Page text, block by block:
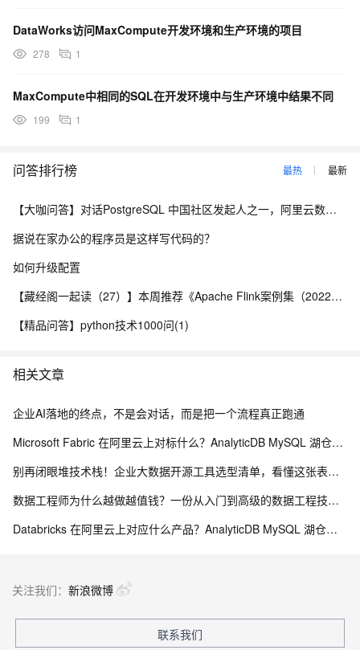
DataWorks访问MaxCompute开发环境和生产环境的项目
278 1
MaxCompute中相同的SQL在开发环境中与生产环境中结果不同
199 1
问答排行榜 最热 最新
【大咖问答】对话PostgreSQL 中国社区发起人之一，阿里云数据库高级专家 德哥
据说在家办公的程序员是这样写代码的？
如何升级配置
【藏经阁一起读（27）】本周推荐《Apache Flink案例集（2022版）》，你有哪些心得？
【精品问答】python技术1000问(1)
相关文章
企业AI落地的终点，不是会对话，而是把一个流程真正跑通
Microsoft Fabric 在阿里云上对标什么？AnalyticDB MySQL 湖仓一体统一分析方案
别再闭眼堆技术栈！企业大数据开源工具选型清单，看懂这张表少走3年弯路
数据工程师为什么越做越值钱？一份从入门到高级的数据工程技能树、项目实战与简历升级指南
Databricks 在阿里云上对应什么产品？AnalyticDB MySQL 湖仓版对标方案（含 DDI 停服说明）
关注我们： 新浪微博
联系我们